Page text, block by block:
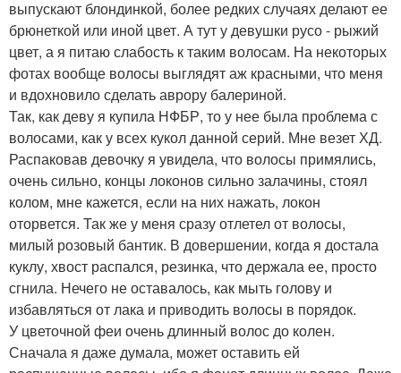
выпускают блондинкой, более редких случаях делают ее
брюнеткой или иной цвет. А тут у девушки русо - рыжий
цвет, а я питаю слабость к таким волосам. На некоторых
фотах вообще волосы выглядят аж красными, что меня
и вдохновило сделать аврору балериной.
Так, как деву я купила НФБР, то у нее была проблема с
волосами, как у всех кукол данной серий. Мне везет ХД.
Распаковав девочку я увидела, что волосы примялись,
очень сильно, концы локонов сильно залачины, стоял
колом, мне кажется, если на них нажать, локон
оторвется. Так же у меня сразу отлетел от волосы,
милый розовый бантик. В довершении, когда я достала
куклу, хвост распался, резинка, что держала ее, просто
сгнила. Нечего не оставалось, как мыть голову и
избавляться от лака и приводить волосы в порядок.
У цветочной феи очень длинный волос до колен.
Сначала я даже думала, может оставить ей